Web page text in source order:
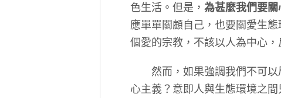
色生活。但是， 為甚麼我們要
應單單關顧自己，也要關愛生
個愛的宗教，不該以人為中心
然而，如果強調我們不可以
心主義？意即人與生態環境之